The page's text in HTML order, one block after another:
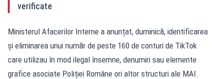
verificate
Ministerul Afacerilor Interne a anunțat, duminică, identificarea
şi eliminarea unui număr de peste 160 de conturi de TikTok
care utilizau în mod ilegal însemne, denumiri sau elemente
grafice asociate Poliției Române ori altor structuri ale MAI.